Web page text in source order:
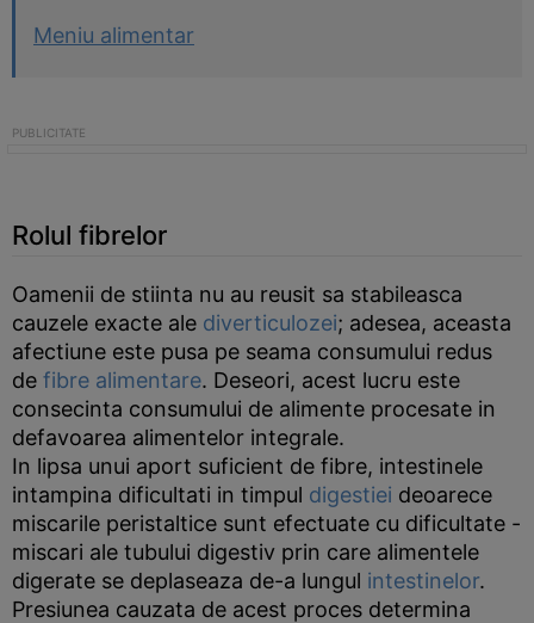
Meniu alimentar
Rolul fibrelor
Oamenii de stiinta nu au reusit sa stabileasca
cauzele exacte ale diverticulozei; adesea, aceasta
afectiune este pusa pe seama consumului redus
de fibre alimentare. Deseori, acest lucru este
consecinta consumului de alimente procesate in
defavoarea alimentelor integrale.
In lipsa unui aport suficient de fibre, intestinele
intampina dificultati in timpul digestiei deoarece
miscarile peristaltice sunt efectuate cu dificultate -
miscari ale tubului digestiv prin care alimentele
digerate se deplaseaza de-a lungul intestinelor.
Presiunea cauzata de acest proces determina